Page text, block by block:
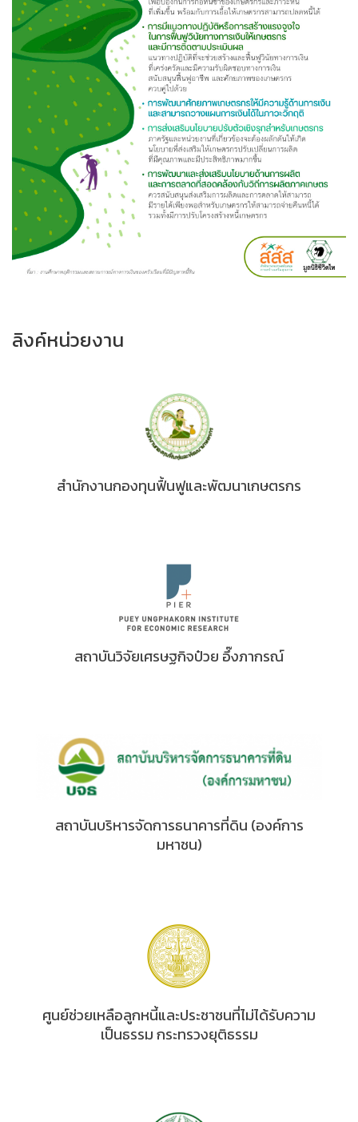
ลิงค์หน่วยงาน
สำนักงานกองทุนฟื้นฟูและพัฒนาเกษตรกร
สถาบันวิจัยเศรษฐกิจป๋วย อึ๊งภากรณ์
สถาบันบริหารจัดการธนาคารที่ดิน (องค์การ
มหาชน)
ศูนย์ช่วยเหลือลูกหนี้และประชาชนที่ไม่ได้รับความ
เป็นธรรม กระทรวงยุติธรรม